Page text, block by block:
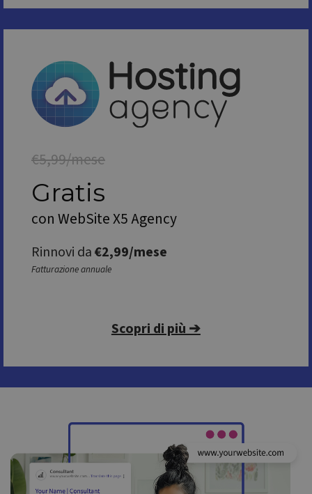
€5,99/mese
Gratis
con WebSite X5 Agency
Rinnovi da€2,99/mese
Fatturazione annuale
Scopri di più ➔